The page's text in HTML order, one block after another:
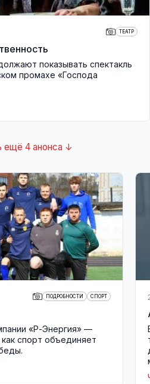
ТЕАТР
показывать спектакль
промахе «Господа
ещё 4 анонса ↓
ПОДРОБНОСТИ СПОРТ
«Р-Энергия» —
спорт объединяет